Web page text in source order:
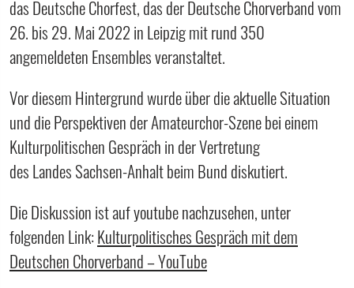
das Deutsche Chorfest, das der Deutsche Chorverband vom
26. bis 29. Mai 2022 in Leipzig mit rund 350
angemeldeten Ensembles veranstaltet.
Vor diesem Hintergrund wurde über die aktuelle Situation
und die Perspektiven der Amateurchor-Szene bei einem
Kulturpolitischen Gespräch in der Vertretung
des Landes Sachsen-Anhalt beim Bund diskutiert.
Die Diskussion ist auf youtube nachzusehen, unter
folgenden Link:Kulturpolitisches Gespräch mit dem
Deutschen Chorverband – YouTube